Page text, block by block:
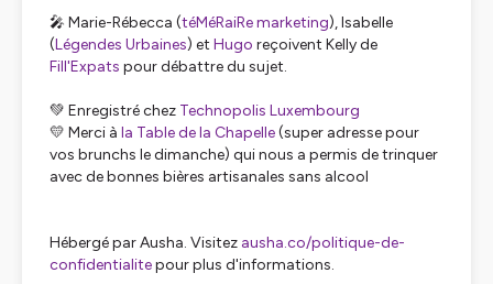
🎤 Marie-Rébecca (téMéRaiRe marketing), Isabelle
(Légendes Urbaines) et Hugo reçoivent Kelly de
Fill'Expats pour débattre du sujet.
💚 Enregistré chez Technopolis Luxembourg
💛 Merci à la Table de la Chapelle(super adresse pour
vos brunchs le dimanche) qui nous a permis de trinquer
avec de bonnes bières artisanales sans alcool
Hébergé par Ausha. Visitez ausha.co/politique-de-
confidentialitepour plus d'informations.